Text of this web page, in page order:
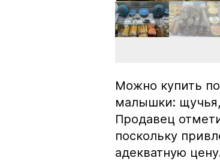
Можно купить
малышки:
Продавец
поскольку
адекватную